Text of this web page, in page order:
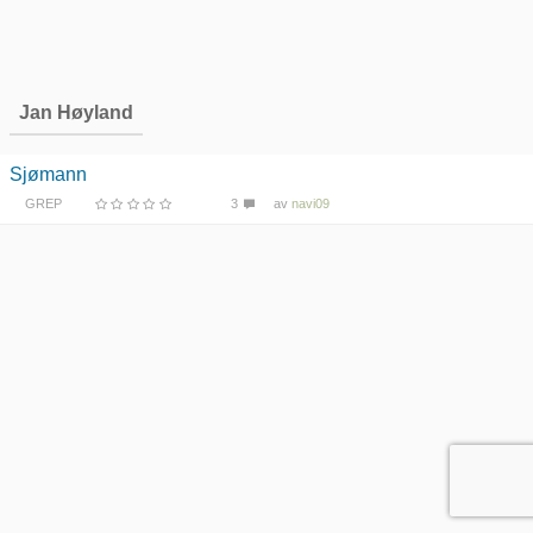
Jan Høyland
Sjømann
GREP 3 av navi09